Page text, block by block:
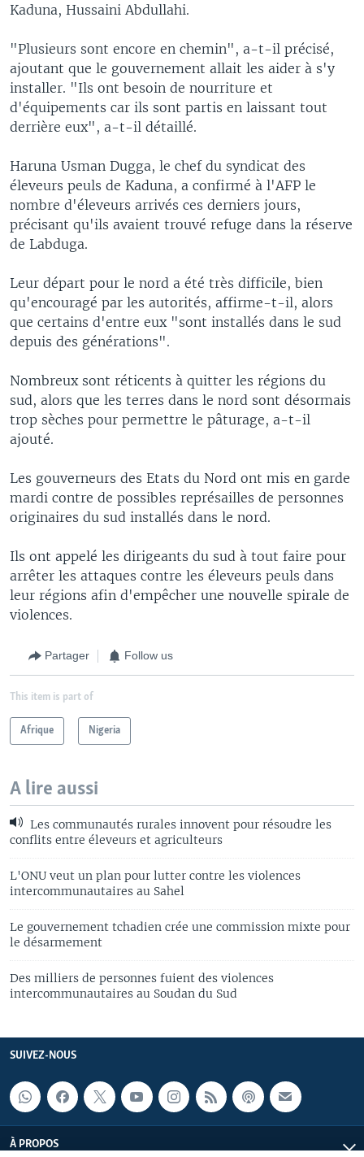
Kaduna, Hussaini Abdullahi.
"Plusieurs sont encore en chemin", a-t-il précisé,
ajoutant que le gouvernement allait les aider à s'y
installer. "Ils ont besoin de nourriture et
d'équipements car ils sont partis en laissant tout
derrière eux", a-t-il détaillé.
Haruna Usman Dugga, le chef du syndicat des
éleveurs peuls de Kaduna, a confirmé à l'AFP le
nombre d'éleveurs arrivés ces derniers jours,
précisant qu'ils avaient trouvé refuge dans la réserve
de Labduga.
Leur départ pour le nord a été très difficile, bien
qu'encouragé par les autorités, affirme-t-il, alors
que certains d'entre eux "sont installés dans le sud
depuis des générations".
Nombreux sont réticents à quitter les régions du
sud, alors que les terres dans le nord sont désormais
trop sèches pour permettre le pâturage, a-t-il
ajouté.
Les gouverneurs des Etats du Nord ont mis en garde
mardi contre de possibles représailles de personnes
originaires du sud installés dans le nord.
Ils ont appelé les dirigeants du sud à tout faire pour
arrêter les attaques contre les éleveurs peuls dans
leur régions afin d'empêcher une nouvelle spirale de
violences.
Partager Follow us
This item is part of
Afrique Nigeria
A lire aussi
Les communautés rurales innovent pour résoudre les
conflits entre éleveurs et agriculteurs
L'ONU veut un plan pour lutter contre les violences
intercommunautaires au Sahel
Le gouvernement tchadien crée une commission mixte pour
le désarmement
Des milliers de personnes fuient des violences
intercommunautaires au Soudan du Sud
SUIVEZ-NOUS
À PROPOS